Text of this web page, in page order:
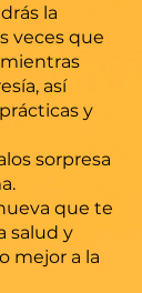
la
veces que
así
y
sorpresa
que te
salud y
mejor a la